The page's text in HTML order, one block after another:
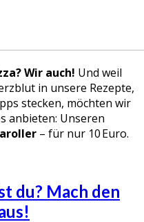
Wir auch! Und weil
in unsere Rezepte,
stecken, möchten wir
anbieten: Unseren
– für nur 10 Euro.
du? Mach den